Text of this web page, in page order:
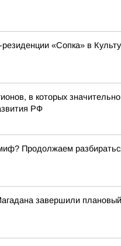
резиденции «Сопка» в
в которых
РФ
Продолжаем
завершили